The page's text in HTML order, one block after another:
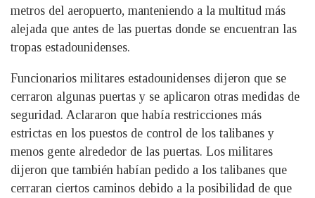
metros del aeropuerto, manteniendo a la multitud más
alejada que antes de las puertas donde se encuentran las
tropas estadounidenses.
Funcionarios militares estadounidenses dijeron que se
cerraron algunas puertas y se aplicaron otras medidas de
seguridad. Aclararon que había restricciones más
estrictas en los puestos de control de los talibanes y
menos gente alrededor de las puertas. Los militares
dijeron que también habían pedido a los talibanes que
cerraran ciertos caminos debido a la posibilidad de que